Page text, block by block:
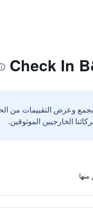
وعرض التقييمات من